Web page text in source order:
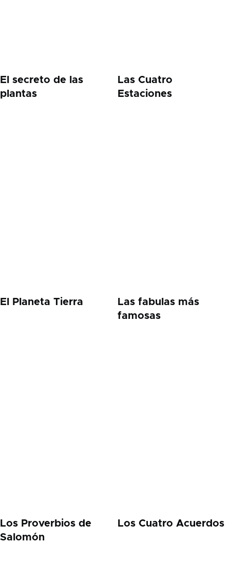
El secreto de las
plantas
Las Cuatro
Estaciones
El Planeta Tierra
Las fabulas más
famosas
Los Proverbios de
Salomón
Los Cuatro Acuerdos